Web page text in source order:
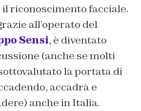
riconoscimento facciale.
all’operato del
Sensi, è diventato
(anche se molti
la portata di
accadrà e
anche in Italia.